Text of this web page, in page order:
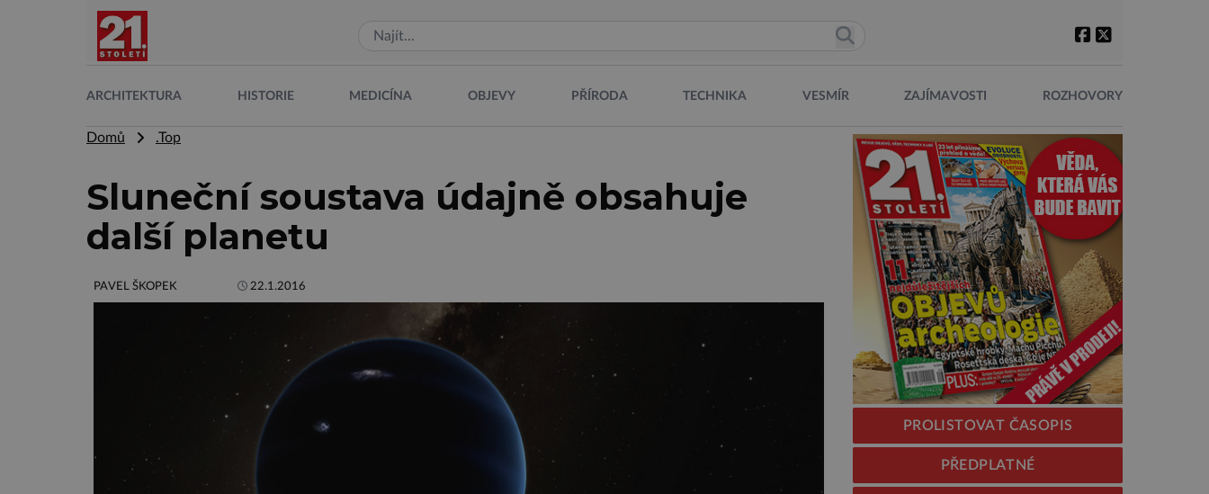
ARCHITEKTURA HISTORIE MEDICÍNA OBJEVY PŘÍRODA TECHNIKA VESMÍR ZAJÍMAVOSTI ROZHOVORY
Domů .Top
Sluneční soustava údajně obsahuje
další planetu
PAVEL ŠKOPEK 22.1.2016
PROLISTOVAT ČASOPIS
PŘEDPLATNÉ